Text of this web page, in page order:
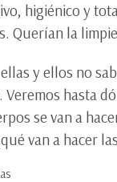
higiénico y
Querían la
y ellos no
Veremos hasta
se van a
van a hacer